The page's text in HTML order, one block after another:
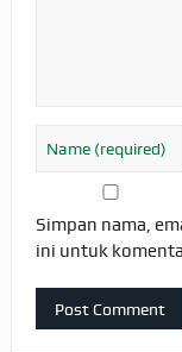
Simpan nama,
ini untuk